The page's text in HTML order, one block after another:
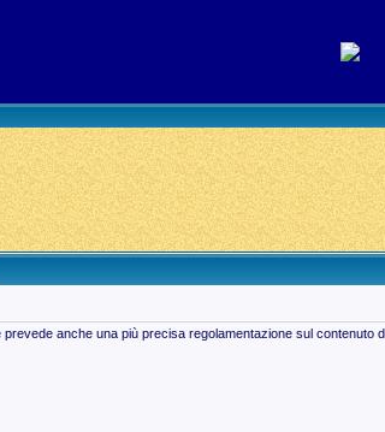
anche una più precisa regolamentazione sul contenuto